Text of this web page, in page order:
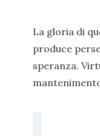
La gloria di
produce
speranza.